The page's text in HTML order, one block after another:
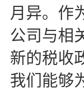
月异。作
公司与相
新的税收
我们能够